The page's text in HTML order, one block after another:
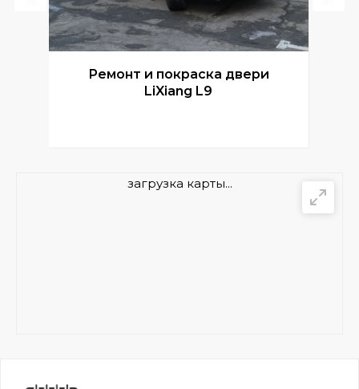
Ремонт и покраска двери
LiXiang L9
загрузка карты...